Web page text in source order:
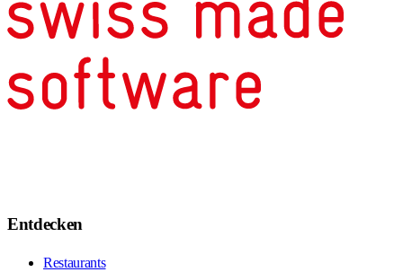
Entdecken
Restaurants